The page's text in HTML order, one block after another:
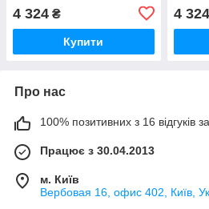
4 324 ₴
Купити
4 324
Про нас
100% позитивних з 16 відгуків
Працює з 30.04.2013
м. Київ
Вербовая 16, офис 402, Київ,